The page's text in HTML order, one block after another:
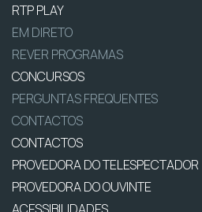
RTP PLAY
EM DIRETO
REVER PROGRAMAS
CONCURSOS
PERGUNTAS FREQUENTES
CONTACTOS
CONTACTOS
PROVEDORA DO TELESPECTADOR
PROVEDORA DO OUVINTE